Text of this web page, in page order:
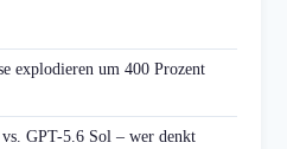
explodieren um 400 Prozent
GPT-5.6 Sol – wer denkt